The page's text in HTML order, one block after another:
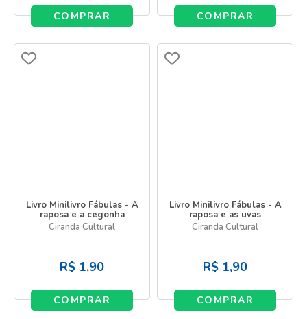
COMPRAR COMPRAR
Livro Minilivro Fábulas - A
raposa e a cegonha
Ciranda Cultural
R$ 1,90
COMPRAR
Livro Minilivro Fábulas - A
raposa e as uvas
Ciranda Cultural
R$ 1,90
COMPRAR